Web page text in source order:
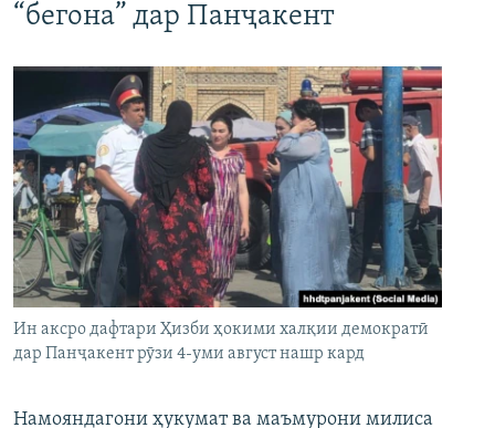
“бегона” дар Панҷакент
Ин аксро дафтари Ҳизби ҳокими халқии демократӣ
дар Панҷакент рӯзи 4-уми август нашр кард
Намояндагони ҳукумат ва маъмурони милиса